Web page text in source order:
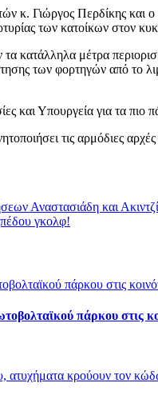
κ. Γιώργος Περδίκης
των κατοίκων στον
τα κατάλληλα μέτρα
των φορτηγών από το
και Υπουργεία για τα
τις αρμόδιες
Αναστασιάδη και
γκολφ!
πάρκου στις